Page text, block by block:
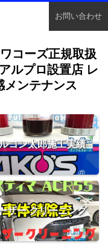
お問い合わせ
コーズ正規取扱
ルプロ設置店 レ
メンテナンス
コン太郎施工実績
ザー クリーニング